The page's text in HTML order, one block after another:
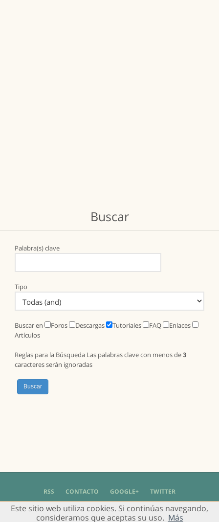
Buscar
Palabra(s) clave
Tipo
Buscar en Foros Descargas Tutoriales FAQ
Enlaces
Artículos
Reglas para la Búsqueda Las palabras clave con menos de3
caracteres serán ignoradas
RSS CONTACTO GOOGLE+ TWITTER
© 2004 - 2018 Grupo de Usuarios de Gimp en Español -Política de Privacidad
Este sitio web utiliza cookies. Si continúas navegando,
consideramos que aceptas su uso. Más